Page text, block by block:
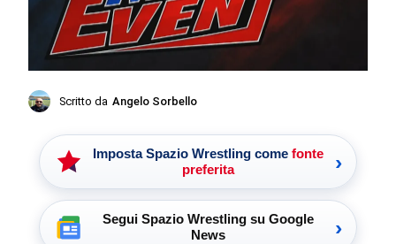
Scritto da Angelo Sorbello
Imposta Spazio Wrestling come fonte
preferita
›
Segui Spazio Wrestling su Google
News
›